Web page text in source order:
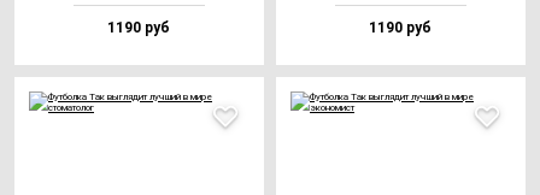
1190 руб 1190 руб